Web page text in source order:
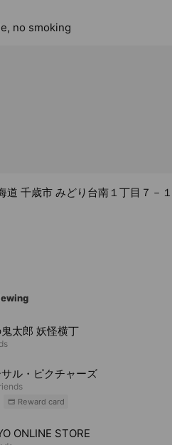
no smoking
千歳市 みどり台南１丁目７－１
太郎 妖怪横丁
ル・ピクチャーズ
Reward card
ONLINE STORE